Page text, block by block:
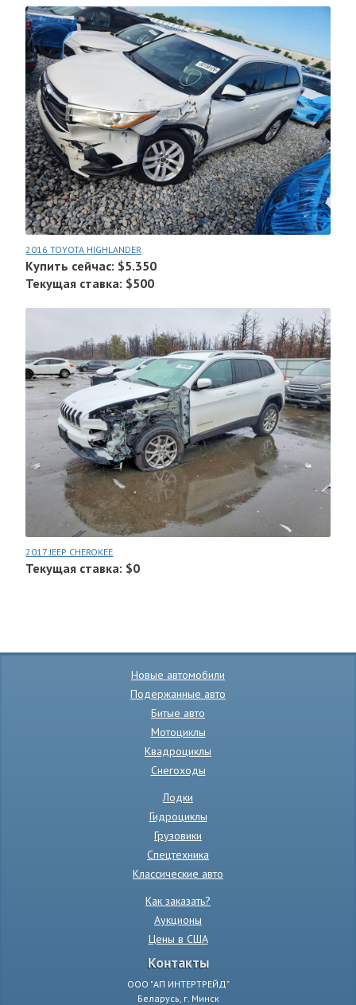
2016 TOYOTA HIGHLANDER
Купить сейчас: $5.350
Текущая ставка: $500
2017 JEEP CHEROKEE
Текущая ставка: $0
Новые автомобили
Подержанные авто
Битые авто
Мотоциклы
Квадроциклы
Снегоходы
Лодки
Гидроциклы
Грузовики
Спецтехника
Классические авто
Как заказать?
Аукционы
Цены в США
Контакты
ООО "АП ИНТЕРТРЕЙД"
Беларусь, г. Минск